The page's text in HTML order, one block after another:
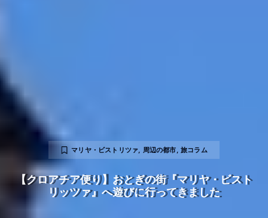
マリヤ・ビストリツァ, 周辺の都市, 旅コラム
【クロアチア便り】おとぎの街『マリヤ・ビスト
リッツァ』へ遊びに行ってきました